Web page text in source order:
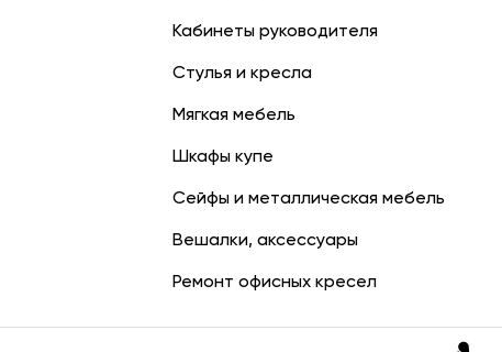
Кабинеты руководителя
Стулья и кресла
Мягкая мебель
Шкафы купе
Сейфы и металлическая мебель
Вешалки, аксессуары
Ремонт офисных кресел